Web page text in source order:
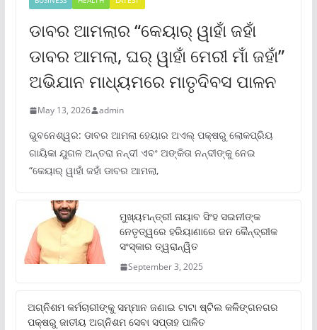
ଡାବର ଆମଲାର “କେୟାର୍ ୱାହାଁ ଜହାଁ
ଡାବର ଆମଲା, ଘର୍ ୱାହାଁ ମେରୀ ମାଁ ଜହାଁ”
ଅଭିଯାନ ମାଧ୍ୟମରେ ମାତୃଦିବସ ପାଳନ
May 13, 2026 admin
ଭୁବନେଶ୍ୱର: ଡାବର ଆମଲା ହେୟାର ଅଏଲ୍ ପକ୍ଷରୁ ଲୋକପ୍ରିୟ
ଗାୟିକା ଯୁଗଳ ଅନ୍ତରା ନନ୍ଦୀ ଏବଂ ଅଙ୍କିତା ନନ୍ଦୀଙ୍କୁ ନେଇ
“କେୟାର୍ ୱାହାଁ ଜହାଁ ଡାବର ଆମଲା,
ମୁଖ୍ୟମନ୍ତ୍ରୀ ନାୟାବ ସିଂହ ସଇନୀଙ୍କ
ନେତୃତ୍ୱରେ ହରିୟାଣାରେ ଜନ କୈନ୍ଦ୍ରୀକ
ସଂସ୍କାର ତ୍ୱରାନ୍ୱିତ
September 3, 2025
ଅଗ୍ନିଶମ କର୍ମଚାରୀଙ୍କୁ ସମ୍ମାନ ଜଣାଇ ଟାଟା ଷ୍ଟିଲ କଳିଙ୍ଗନଗର
ପକ୍ଷରୁ ଜାତୀୟ ଅଗ୍ନିଶମ ସେବା ସପ୍ତାହ ପାଳିତ